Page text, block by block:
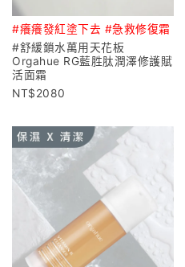
#癢癢發紅塗下去 #急救修復霜
#舒緩鎖水萬用天花板
Orgahue RG藍胜肽潤澤修護賦
活面霜
2080